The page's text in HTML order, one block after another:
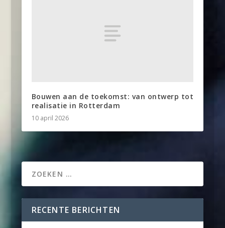
Bouwen aan de toekomst: van ontwerp tot
realisatie in Rotterdam
10 april 2026
RECENTE BERICHTEN